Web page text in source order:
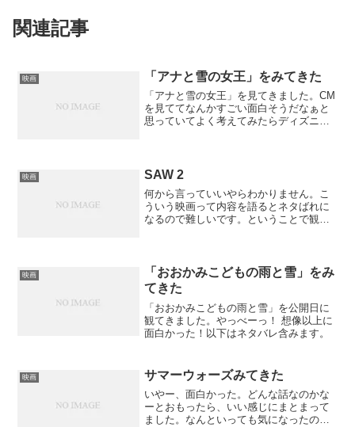
関連記事
映画 「アナと雪の女王」をみてきた
「アナと雪の女王」を見てきました。CM
を見ててなんかすごい面白そうだなぁと
思っていてよく考えてみたらディズニー
映画 SAW 2
何から言っていいやらわかりません。こ
ういう映画って内容を語るとネタばれに
なるので難しいです。ということで観た
に書いておきます。↓ネ...
映画
「おおかみこどもの雨と雪」をみ
てきた
「おおかみこどもの雨と雪」を公開日に
観てきました。やっべーっ！ 想像以上に
面白かった！以下はネタバレ含みます。
映画 サマーウォーズみてきた
いやー、面白かった。どんな話なのかな
ーとおもったら、いい感じにまとまって
ました。なんといっても気になったのは